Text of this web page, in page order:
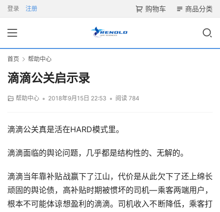
登录 注册 购物车 商品分类
首页 帮助中心
滴滴公关启示录
帮助中心 • 2018年9月15日 22:53 • 阅读 784
滴滴公关真是活在HARD模式里。
滴滴面临的舆论问题，几乎都是结构性的、无解的。
滴滴当年靠补贴战赢下了江山，代价是从此欠下了还上绵长
顽固的舆论债，高补贴时期被惯坏的司机—乘客两端用户，
根本不可能体谅想盈利的滴滴。司机收入不断降低，乘客打